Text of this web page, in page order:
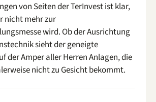
von Seiten der TerInvest ist klar,
nicht mehr zur
wird. Ob der Ausrichtung
sieht der geneigte
der Amper aller Herren Anlagen, die
nicht zu Gesicht bekommt.